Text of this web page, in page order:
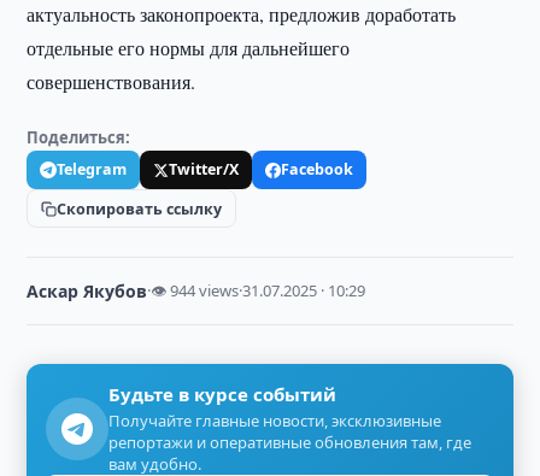
актуальность законопроекта, предложив доработать
отдельные его нормы для дальнейшего
совершенствования.
Поделиться:
Telegram Twitter/X
Facebook
Скопировать ссылку
Аскар Якубов·👁 944 views·31.07.2025 · 10:29
Будьте в курсе событий
Получайте главные новости, эксклюзивные
репортажи и оперативные обновления там, где
вам удобно.